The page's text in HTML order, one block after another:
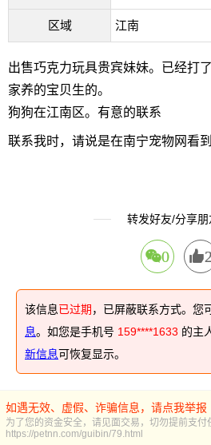
区域 江南
出售巧克力玩具贵宾妹妹。已经打
家养的宝贝生的。
狗狗在江南区。有意的联系
联系我时，请说是在南宁宠物网看到
转发好友/分享朋
0 2
该信息已过期 ，已屏蔽联系方式。您
息。如您是手机号 159****1633 的主
新信息可恢复显示。
如遇无效、虚假、诈骗信息，请点我举报
为了您的资金安全，请见面交易，切勿提前支付
https://petnn.com/guibin/79.html